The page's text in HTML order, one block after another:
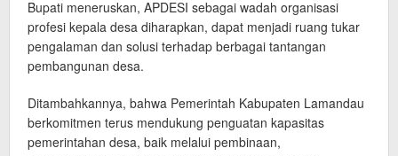
Bupati meneruskan, APDESI sebagai wadah organisasi
profesi kepala desa diharapkan, dapat menjadi ruang tukar
pengalaman dan solusi terhadap berbagai tantangan
pembangunan desa.
Ditambahkannya, bahwa Pemerintah Kabupaten Lamandau
berkomitmen terus mendukung penguatan kapasitas
pemerintahan desa, baik melalui pembinaan,